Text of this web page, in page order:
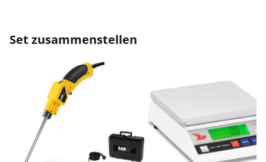
Set zusammenstellen